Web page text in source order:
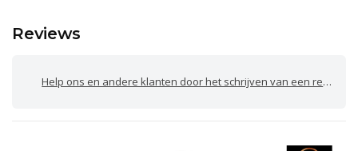
Reviews
Help ons en andere klanten door het schrijven van een review